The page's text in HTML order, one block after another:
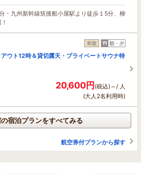
・九州新幹線筑後船小屋駅より徒歩１5分、柳
和室 朝・夕
ウト12時＆貸切露天・プライベートサウナ特
20,600円(税込)～/ 人
(大人2名利用時)
宿泊プランをすべてみる
航空券付プランから探す